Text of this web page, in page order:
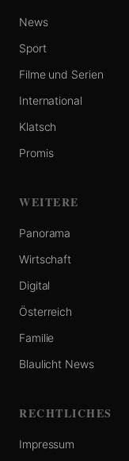
News
Sport
Filme und Serien
International
Klatsch
Promis
WEITERE
Panorama
Wirtschaft
Digital
Österreich
Familie
Blaulicht News
RECHTLICHES
Impressum